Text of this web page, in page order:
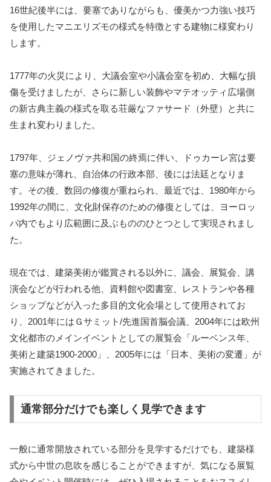
16世紀後半には、要塞でありながらも、優美かつ力強い技巧
を使用したマニエリズモの様式を特徴とする建物に様変わり
します。
1777年の火災により、大議会室や小議会室を初め、大幅な損
傷を受けましたが、さらに新しい装飾やマテオッティ広場側
の新古典主義の様式を取る荘厳なファサード（外壁）と共に
生まれ変わりました。
1797年、ジェノヴァ共和国の終焉に伴い、ドゥカーレ宮は要
塞の意味が薄れ、自治体の行政本部、後には法廷となりま
す。その後、数回の修復が重ねられ、最近では、1980年から
1992年の間に、文化財保存のための修復としては、ヨーロッ
パ内でもより広範囲に及ぶもののひとつとして実現されまし
た。
現在では、建築美術が鑑賞される以外に、議会、展覧会、講
演会などが行われる他、資料館や図書室、レストランや各種
ショップなどが入った多目的文化会場として使用されてお
り、2001年にはＧサミット/先進国首脳会議、2004年には欧州
文化都市のメインイベントとしての展覧会「ルーベンス年、
美術と建築1900-2000」、2005年には「日本、美術の変遷」が
実施されてきました。
通常部分だけでも楽しく見学できます
一般に通常開放されている部分を見学するだけでも、建築様
式から中世の息吹を感じることができますが、気になる展覧